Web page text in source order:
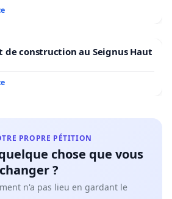
de construction au Seignus Haut
PROPRE PÉTITION
chose que vous
?
n'a pas lieu en gardant le